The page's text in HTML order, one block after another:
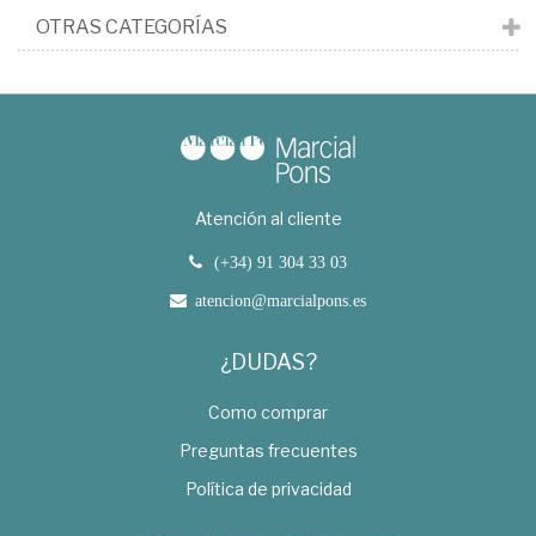
OTRAS CATEGORÍAS
Atención al cliente
(+34) 91 304 33 03
atencion@marcialpons.es
¿DUDAS?
Como comprar
Preguntas frecuentes
Política de privacidad